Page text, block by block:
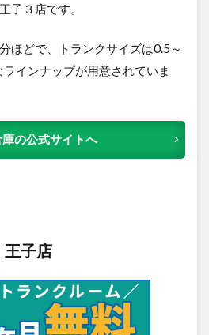
子３店です。
ほどで、トランクサイズは0.5～
インナップが用意されていま
の公式サイトへ
子店